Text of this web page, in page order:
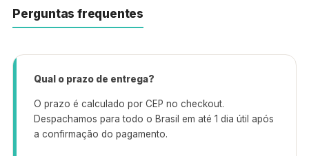
Perguntas frequentes
Qual o prazo de entrega?
O prazo é calculado por CEP no checkout.
Despachamos para todo o Brasil em até 1 dia útil após
a confirmação do pagamento.